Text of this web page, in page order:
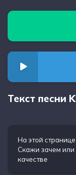
Текст песни
На этой
Скажи зачем или
качестве